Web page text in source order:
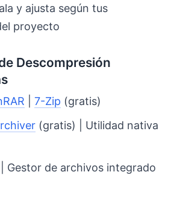
y ajusta según tus
proyecto
Descompresión
|7-Zip (gratis)
(gratis) | Utilidad nativa
| Gestor de archivos integrado